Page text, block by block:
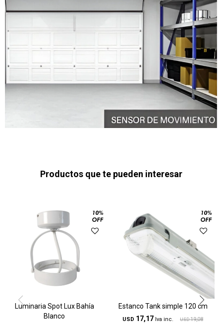
Productos que te pueden interesar
Luminaria Spot Lux Bahía
Blanco
Estanco Tank simple 120 cm
USD 17,17 USD 19,08